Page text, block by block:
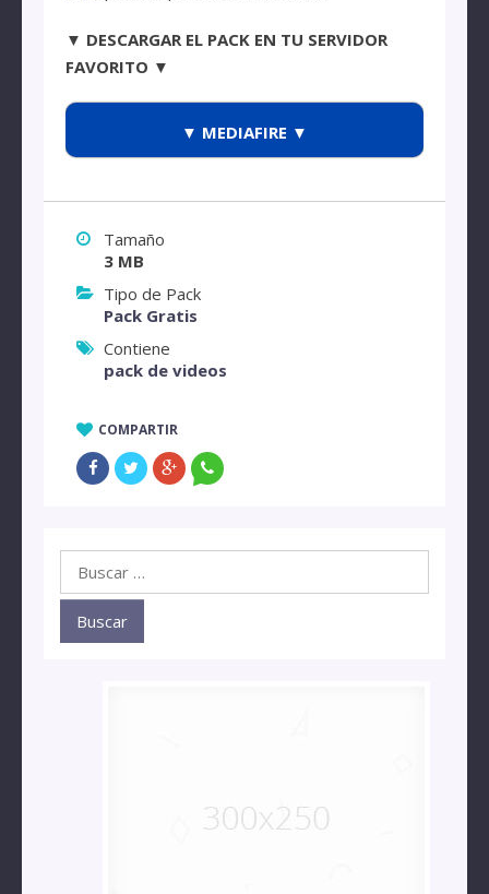
▼ DESCARGAR EL PACK EN TU SERVIDOR
FAVORITO ▼
▼ MEDIAFIRE ▼
Tamaño
3 MB
Tipo de Pack
Pack Gratis
Contiene
pack de videos
COMPARTIR